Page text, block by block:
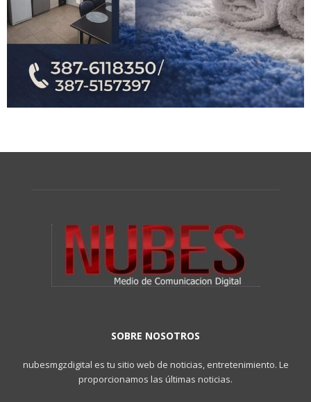
SOBRE NOSOTROS
nubesmgzdigital es tu sitio web de noticias, entretenimiento. Le
proporcionamos las últimas noticias.